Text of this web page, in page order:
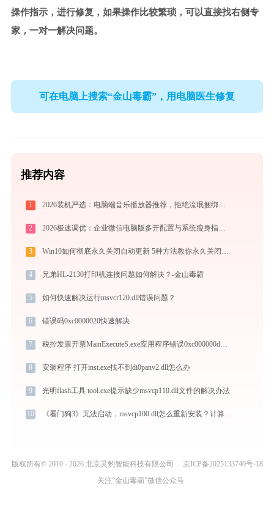
操作指示，进行修复，如果操作比较繁琐，可以直接找右侧专
家，一对一解决问题。
可在电脑上搜索“金山毒霸”，用电脑医生修复
推荐内容
1 2026装机严选：电脑端音乐播放器推荐，拒绝流氓捆绑，还原极致无损心流音质
2 2026极速调优：企业微信电脑版多开配置与系统瘦身指南，拒绝流氓捆绑
3 Win10如何彻底永久关闭自动更新 5种方法教你永久关闭win10自动更新
4 兄弟HL-2130打印机连接问题如何解决？-金山毒霸
5 如何快速解决运行msvcr120.dll错误问题？
6 错误码0xc0000020快速解决
7 税控发票开票MainExecuteS.exe应用程序错误0xc000000d解决方法
8 安装程序 打开inst.exe找不到di0panv2.dll怎么办
9 光明flash工具 tool.exe提示缺少msvcp110.dll文件的解决办法
10 《看门狗3》无法启动，msvcp100.dll怎么重新安装？计算机丢失msvcp100.dll的解决办法
版权所有© 2010 - 2026 北京灵豹智能科技有限公司
京ICP备2025133740号-18
关注“金山毒霸”微信公众号